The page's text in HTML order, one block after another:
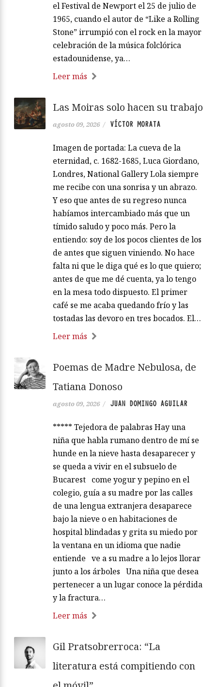
el Festival de Newport el 25 de julio de
1965, cuando el autor de “Like a Rolling
Stone” irrumpió con el rock en la mayor
celebración de la música folclórica
estadounidense, ya…
Leer más
Las Moiras solo hacen su trabajo
agosto 09, 2026 / VÍCTOR MORATA
Imagen de portada: La cueva de la
eternidad, c. 1682-1685, Luca Giordano,
Londres, National Gallery Lola siempre
me recibe con una sonrisa y un abrazo.
Y eso que antes de su regreso nunca
habíamos intercambiado más que un
tímido saludo y poco más. Pero la
entiendo: soy de los pocos clientes de los
de antes que siguen viniendo. No hace
falta ni que le diga qué es lo que quiero;
antes de que me dé cuenta, ya lo tengo
en la mesa todo dispuesto. El primer
café se me acaba quedando frío y las
tostadas las devoro en tres bocados. El…
Leer más
Poemas de Madre Nebulosa, de
Tatiana Donoso
agosto 09, 2026 / JUAN DOMINGO AGUILAR
***** Tejedora de palabras Hay una
niña que habla rumano dentro de mí se
hunde en la nieve hasta desaparecer y
se queda a vivir en el subsuelo de
Bucarest come yogur y pepino en el
colegio, guía a su madre por las calles
de una lengua extranjera desaparece
bajo la nieve o en habitaciones de
hospital blindadas y grita su miedo por
la ventana en un idioma que nadie
entiende ve a su madre a lo lejos llorar
junto a los árboles Una niña que desea
pertenecer a un lugar conoce la pérdida
y la fractura…
Leer más
Gil Pratsobrerroca: “La
literatura está compitiendo con